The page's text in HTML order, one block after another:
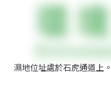
濕地位址處於石虎通道上